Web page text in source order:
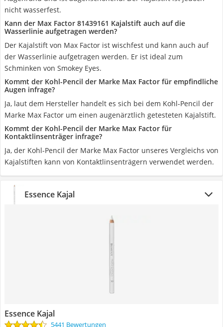
nicht wasserfest.
Kann der Max Factor 81439161 Kajalstift auch auf die
Wasserlinie aufgetragen werden?
Der Kajalstift von Max Factor ist wischfest und kann auch auf
der Wasserlinie aufgetragen werden. Er ist ideal zum
Schminken von Smokey Eyes.
Kommt der Kohl-Pencil der Marke Max Factor für empfindliche
Augen infrage?
Ja, laut dem Hersteller handelt es sich bei dem Kohl-Pencil der
Marke Max Factor um einen augenärztlich getesteten Kajalstift.
Kommt der Kohl-Pencil der Marke Max Factor für
Kontaktlinsenträger infrage?
Ja, der Kohl-Pencil der Marke Max Factor unseres Vergleichs von
Kajalstiften kann von Kontaktlinsenträgern verwendet werden.
Essence Kajal
Essence Kajal
5441 Bewertungen